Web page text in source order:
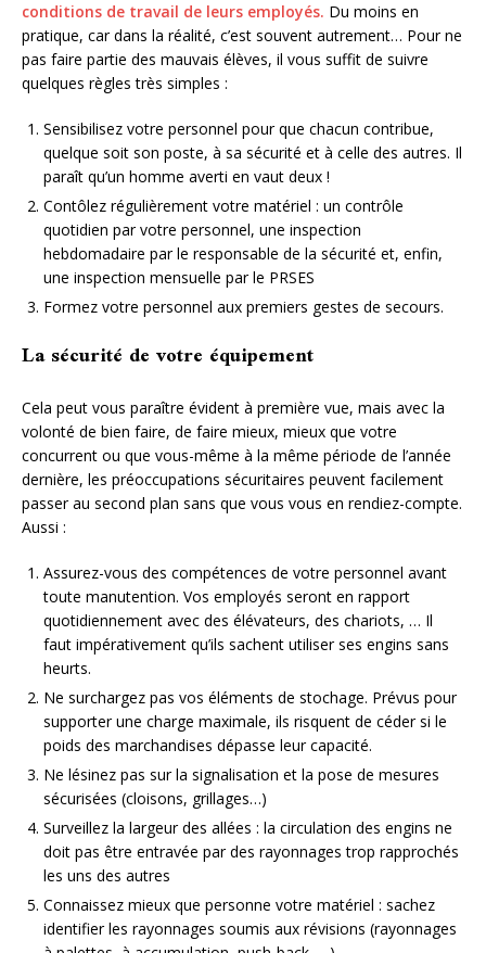
conditions de travail de leurs employés. Du moins en
pratique, car dans la réalité, c’est souvent autrement… Pour ne
pas faire partie des mauvais élèves, il vous suffit de suivre
quelques règles très simples :
Sensibilisez votre personnel pour que chacun contribue,
quelque soit son poste, à sa sécurité et à celle des autres. Il
paraît qu’un homme averti en vaut deux !
Contôlez régulièrement votre matériel : un contrôle
quotidien par votre personnel, une inspection
hebdomadaire par le responsable de la sécurité et, enfin,
une inspection mensuelle par le PRSES
Formez votre personnel aux premiers gestes de secours.
La sécurité de votre équipement
Cela peut vous paraître évident à première vue, mais avec la
volonté de bien faire, de faire mieux, mieux que votre
concurrent ou que vous-même à la même période de l’année
dernière, les préoccupations sécuritaires peuvent facilement
passer au second plan sans que vous vous en rendiez-compte.
Aussi :
Assurez-vous des compétences de votre personnel avant
toute manutention. Vos employés seront en rapport
quotidiennement avec des élévateurs, des chariots, … Il
faut impérativement qu’ils sachent utiliser ses engins sans
heurts.
Ne surchargez pas vos éléments de stochage. Prévus pour
supporter une charge maximale, ils risquent de céder si le
poids des marchandises dépasse leur capacité.
Ne lésinez pas sur la signalisation et la pose de mesures
sécurisées (cloisons, grillages…)
Surveillez la largeur des allées : la circulation des engins ne
doit pas être entravée par des rayonnages trop rapprochés
les uns des autres
Connaissez mieux que personne votre matériel : sachez
identifier les rayonnages soumis aux révisions (rayonnages